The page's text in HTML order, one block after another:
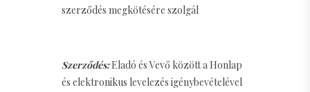
szerződés megkötésére szolgál
Szerződés:Eladó és Vevő között a Honlap
és elektronikus levelezés igénybevételével